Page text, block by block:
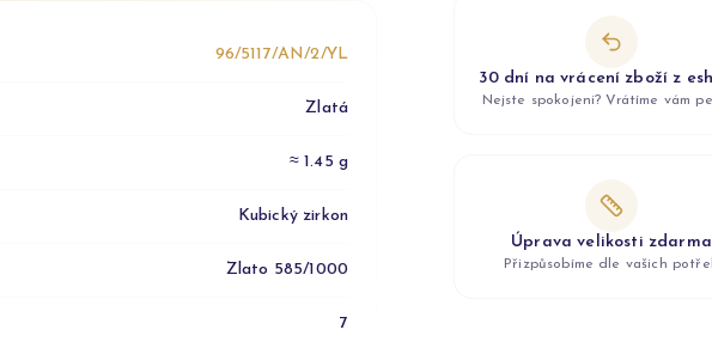
96/5117/AN/2/YL
Zlatá
≈ 1.45 g
Kubický zirkon
Zlato 585/1000
7
30 dní na vrácení zboží z
Nejste spokojeni? Vrátíme vám
Úprava velikosti zdarma
Přizpůsobíme dle vašich